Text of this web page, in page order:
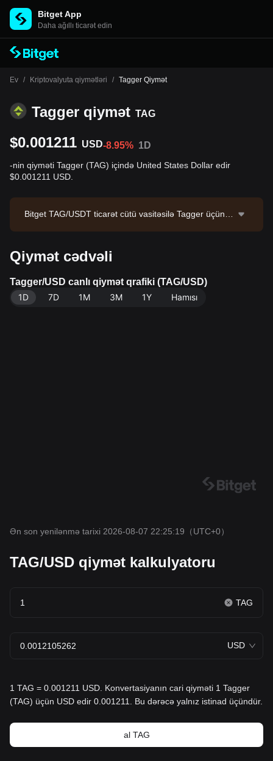
Bitget App
Daha ağıllı ticarət edin
Ev / Kriptovalyuta qiymətləri / Tagger Qiymət
Tagger qiymət TAG
$0.001211 USD-8.95% 1D
-nin qiyməti Tagger (TAG) içində United States Dollar edir
$0.001211 USD.
Bitget TAG/USDT ticarət cütü vasitəsilə Tagger üçün s
gger aktivinin bazar kapitallaşması $131,226,575.04,
dövriyyədəki təklifi isə 108.40B TAG-dir. Məlumat mən
bəyi: Bitget Birjası. Son yenilənmə: 2026-08-07 22:25:
19.
Qiymət cədvəli
Tagger/USD canlı qiymət qrafiki (TAG/USD)
1D
7D 1M 3M 1Y Hamısı
Ən son yenilənmə tarixi 2026-08-07 22:25:19 （UTC+0）
TAG/USD qiymət kalkulyatoru
TAG
USD
1 TAG = 0.001211 USD. Konvertasiyanın cari qiyməti 1 Tagger
(TAG) üçün USD edir 0.001211. Bu dərəcə yalnız istinad üçündür.
al TAG